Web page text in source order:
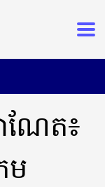
ណែត៖
ម